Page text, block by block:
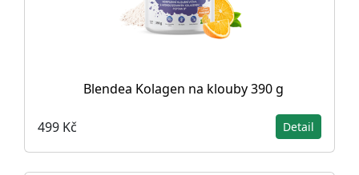
Blendea Kolagen na klouby 390 g
499 Kč Detail